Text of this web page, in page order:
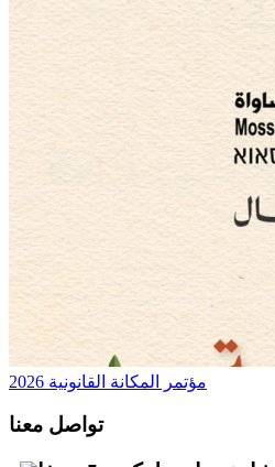
مؤتمر المكانة القانونية 2026
تواصل معنا